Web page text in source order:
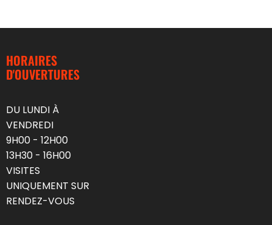
HORAIRES
D'OUVERTURES
DU LUNDI À
VENDREDI
9H00 - 12H00
13H30 - 16H00
VISITES
UNIQUEMENT SUR
RENDEZ-VOUS